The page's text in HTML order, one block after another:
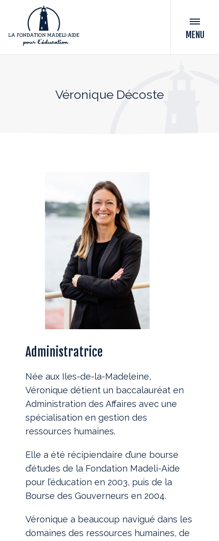
MENU
Véronique Décoste
Administratrice
Née aux Iles-de-la-Madeleine,
Véronique détient un baccalauréat en
Administration des Affaires avec une
spécialisation en gestion des
ressources humaines.
Elle a été récipiendaire d’une bourse
d’études de la Fondation Madeli-Aide
pour l’éducation en 2003, puis de la
Bourse des Gouverneurs en 2004.
Véronique a beaucoup navigué dans les
domaines des ressources humaines, de